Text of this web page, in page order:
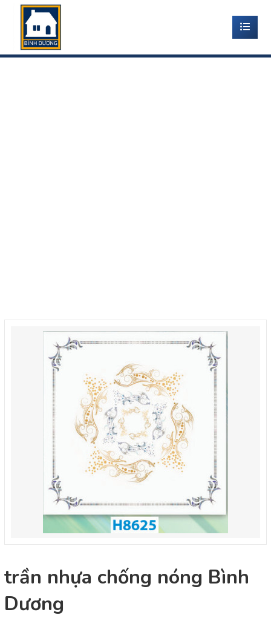
trần nhựa chống nóng Bình
Dương